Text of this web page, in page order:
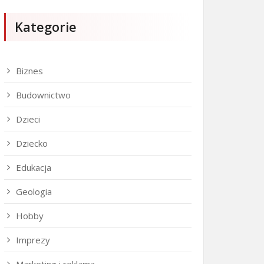
Kategorie
Biznes
Budownictwo
Dzieci
Dziecko
Edukacja
Geologia
Hobby
Imprezy